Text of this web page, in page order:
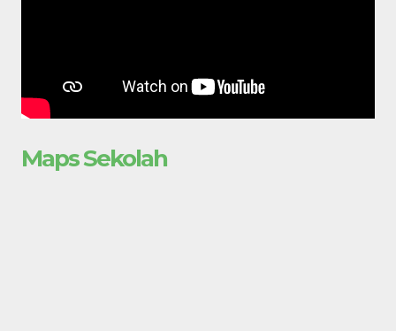
Maps Sekolah